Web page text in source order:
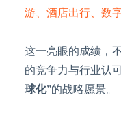
游、酒店出行、数
这一亮眼的成绩，
的竞争力与行业认
球化”的战略愿景。